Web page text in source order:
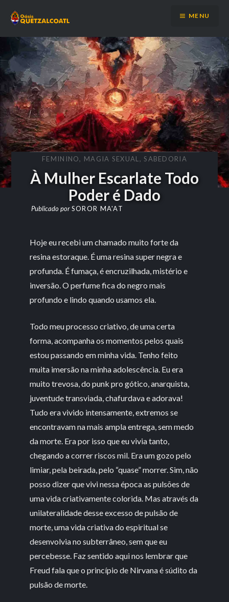
para
MENU
FEMININO, MAGIA SEXUAL ,SABEDORIA
À Mulher Escarlate Todo
Poder é Dado
Publicado porSOROR MA'AT
Hoje eu recebi um chamado muito forte da
resina estoraque. É uma resina super negra e
profunda. É fumaça, é encruzilhada, mistério e
inversão. O perfume fica do negro mais
profundo e lindo quando usamos ela.
Todo meu processo criativo, de uma certa
forma, acompanha os momentos pelos quais
estou passando em minha vida. Tenho feito
muita imersão na minha adolescência. Eu era
muito trevosa, do punk pro gótico, anarquista,
juventude transviada, chafurdava e adorava!
Tudo era vivido intensamente, extremos se
encontravam na mais ampla entrega, sem medo
da morte. Era por isso que eu vivia tanto,
chegando a correr riscos mil. Era um gozo pelo
limiar, pela beirada, pelo “quase” morrer. Sim, não
posso dizer que vivi nessa época as pulsões de
uma vida criativamente colorida. Mas através da
unilateralidade desse excesso de pulsão de
morte, uma vida criativa do espiritual se
desenvolvia no subterrâneo, sem que eu
percebesse. Faz sentido aqui nos lembrar que
Freud fala que o princípio de Nirvana é súdito da
pulsão de morte.